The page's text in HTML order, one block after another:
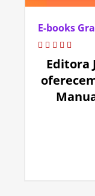
E-books
Editora